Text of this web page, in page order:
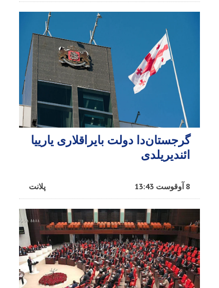
گرجستان‌دا دولت بایراقلاری یارییا
ائندیریلدی
پلانت 8 آوقوست 13:43